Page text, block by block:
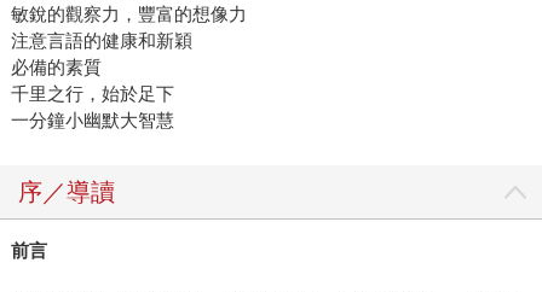
敏銳的觀察力，豐富的想像力
注意言語的健康和新穎
必備的素質
千里之行，始於足下
一分鐘小幽默大智慧
序／導讀
前言